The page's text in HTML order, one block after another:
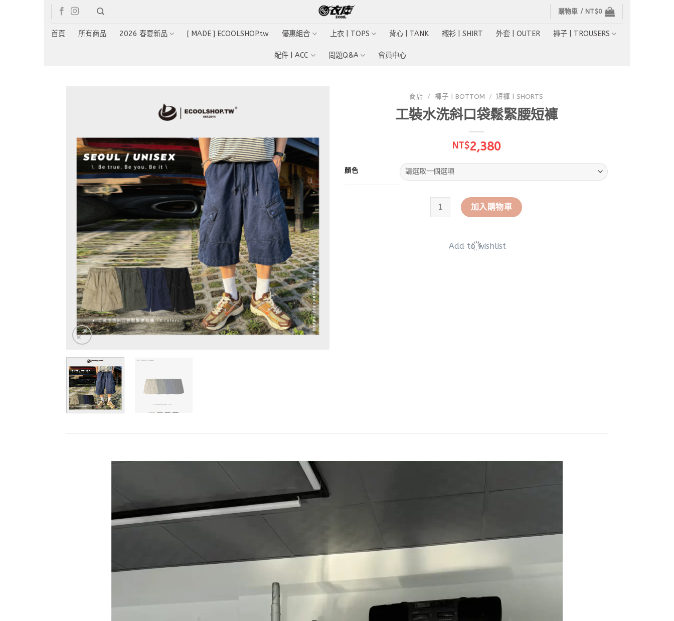
Skip
to
content
購物車 / NT$0
首頁 所有商品 2026 春夏新品 [ MADE ] ECOOLSHOP.tw 優惠組合 上衣 | TOPS 背心 | TANK 襯衫 | SHIRT 外套 | OUTER 褲子 | TROUSERS
配件 | ACC 問題Q&A 會員中心
商店 / 褲子 | BOTTOM / 短褲 | SHORTS
工裝水洗斜口袋鬆緊腰短褲
NT$2,380
顏色
工裝水洗斜口袋鬆緊腰短褲 數量
加入購物車
Add to wishlist